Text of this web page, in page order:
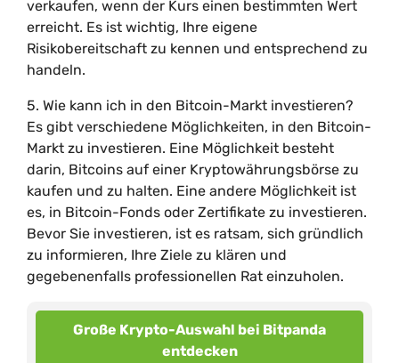
verkaufen, wenn der Kurs einen bestimmten Wert
erreicht. Es ist wichtig, Ihre eigene
Risikobereitschaft zu kennen und entsprechend zu
handeln.
5. Wie kann ich in den Bitcoin-Markt investieren?
Es gibt verschiedene Möglichkeiten, in den Bitcoin-
Markt zu investieren. Eine Möglichkeit besteht
darin, Bitcoins auf einer Kryptowährungsbörse zu
kaufen und zu halten. Eine andere Möglichkeit ist
es, in Bitcoin-Fonds oder Zertifikate zu investieren.
Bevor Sie investieren, ist es ratsam, sich gründlich
zu informieren, Ihre Ziele zu klären und
gegebenenfalls professionellen Rat einzuholen.
Große Krypto-Auswahl bei Bitpanda
entdecken